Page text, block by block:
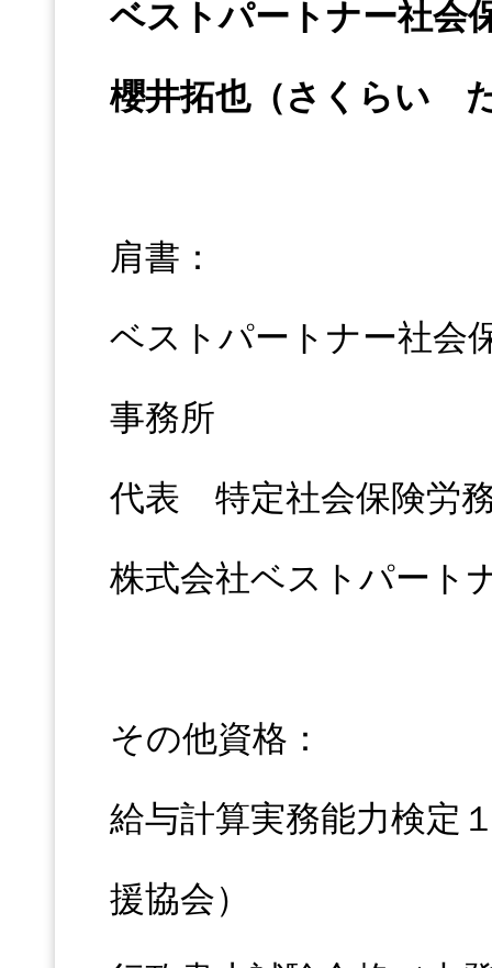
ベストパートナー社会
櫻井拓也（さくらい
肩書：
ベストパートナー社会
事務所
代表 特定社会保険労
株式会社ベストパー
その他資格：
給与計算実務能力検定
援協会）